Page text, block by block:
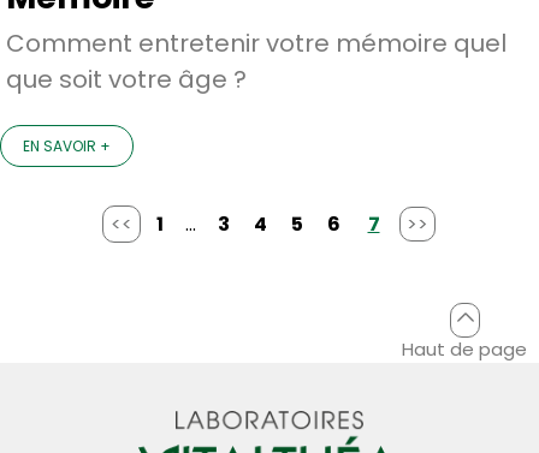
Comment entretenir votre mémoire quel
que soit votre âge ?
EN SAVOIR +
<< 1 ... 3 4 5 6 7 >>
Haut de page